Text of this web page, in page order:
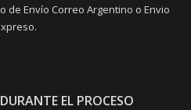
de Envío Correo Argentino o Envio
EL PROCESO